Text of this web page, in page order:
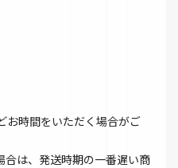
お時間をいただく場合がご
は、発送時期の一番遅い商